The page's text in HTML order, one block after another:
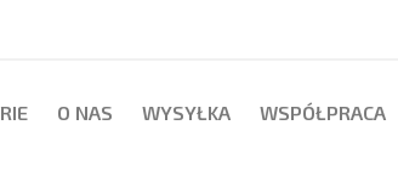
O NAS WYSYŁKA WSPÓŁPRACA